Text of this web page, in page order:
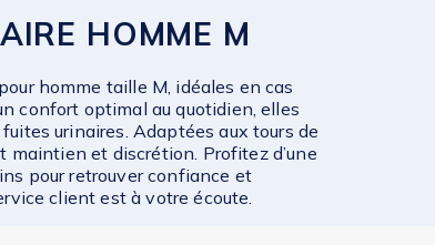
HOMME M
homme taille M, idéales en cas
confort optimal au quotidien, elles
urinaires. Adaptées aux tours de
et discrétion. Profitez d’une
pour retrouver confiance et
client est à votre écoute.